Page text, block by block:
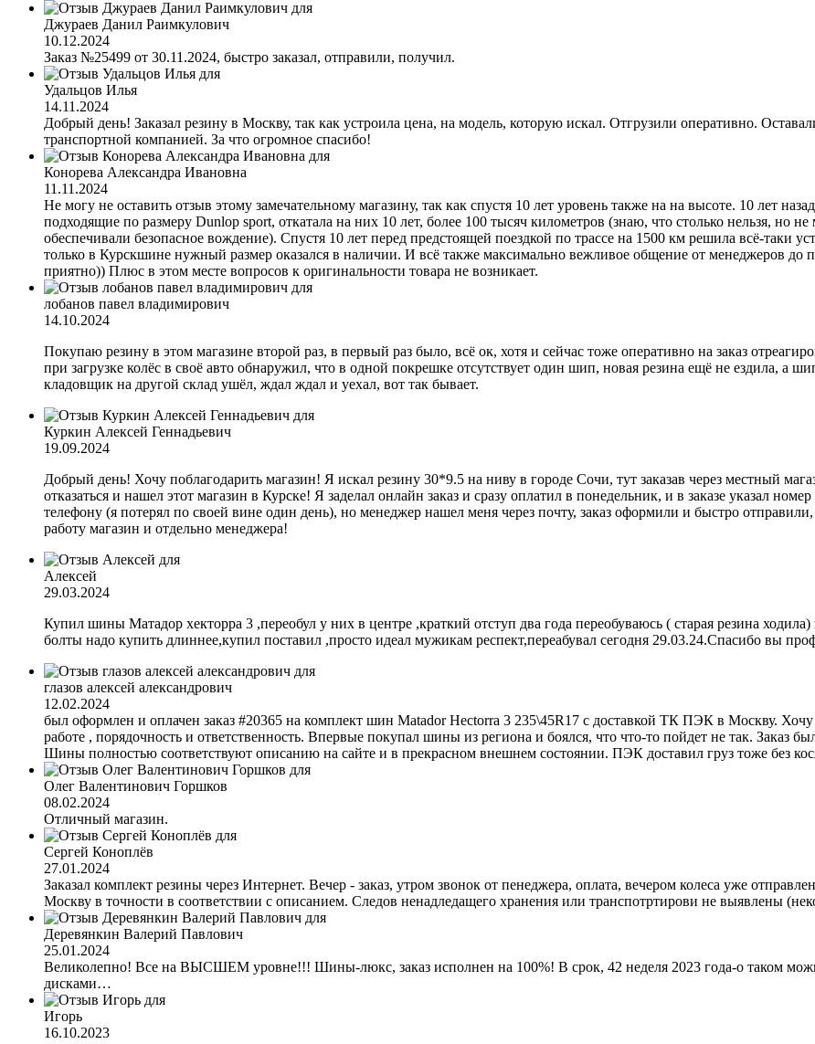
Джураев Данил Раимкулович
10.12.2024
Заказ №25499 от 30.11.2024, быстро заказал, отправили, получил.
Удальцов Илья
14.11.2024
Добрый день! Заказал резину в Москву, так как устроила цена, на модель, которую искал. Отгрузили оперативно.
транспортной компанией. За что огромное спасибо!
Конорева Александра Ивановна
11.11.2024
Не могу не оставить отзыв этому замечательному магазину, так как спустя 10 лет уровень также на на высоте. 10 лет
подходящие по размеру Dunlop sport, откатала на них 10 лет, более 100 тысяч километров (знаю, что столько нельзя, но
обеспечивали безопасное вождение). Спустя 10 лет перед предстоящей поездкой по трассе на 1500 км решила всё-
только в Курскшине нужный размер оказался в наличии. И всё также максимально вежливое общение от менеджеров
приятно)) Плюс в этом месте вопросов к оригинальности товара не возникает.
лобанов павел владимирович
14.10.2024
Покупаю резину в этом магазине второй раз, в первый раз было, всё ок, хотя и сейчас тоже оперативно на заказ
при загрузке колёс в своё авто обнаружил, что в одной покрешке отсутствует один шип, новая резина ещё не ездила, а
кладовщик на другой склад ушёл, ждал ждал и уехал, вот так бывает.
Куркин Алексей Геннадьевич
19.09.2024
Добрый день! Хочу поблагодарить магазин! Я искал резину 30*9.5 на ниву в городе Сочи, тут заказав через местный
отказаться и нашел этот магазин в Курске! Я заделал онлайн заказ и сразу оплатил в понедельник, и в заказе указал
телефону (я потерял по своей вине один день), но менеджер нашел меня через почту, заказ оформили и быстро
работу магазин и отдельно менеджера!
Алексей
29.03.2024
Купил шины Матадор хекторра 3 ,переобул у них в центре ,краткий отступ два года переобуваюсь ( старая резина
болты надо купить длиннее,купил поставил ,просто идеал мужикам респект,переабувал сегодня 29.03.24.Спасибо вы
глазов алексей александрович
12.02.2024
был оформлен и оплачен заказ #20365 на комплект шин Matador Hectorra 3 235\45R17 с доставкой ТК ПЭК в Москву.
работе , порядочность и ответственность. Впервые покупал шины из региона и боялся, что что-то пойдет не так. Заказ
Шины полностью соответствуют описанию на сайте и в прекрасном внешнем состоянии. ПЭК доставил груз тоже без
Олег Валентинович Горшков
08.02.2024
Отличный магазин.
Сергей Коноплёв
27.01.2024
Заказал комплект резины через Интернет. Вечер - заказ, утром звонок от пенеджера, оплата, вечером колеса уже
Москву в точности в соответствии с описанием. Следов ненадледащего хранения или транспотртирови не выявлены
Деревянкин Валерий Павлович
25.01.2024
Великолепно! Все на ВЫСШЕМ уровне!!! Шины-люкс, заказ исполнен на 100%! В срок, 42 неделя 2023 года-о таком
дисками…
Игорь
16.10.2023